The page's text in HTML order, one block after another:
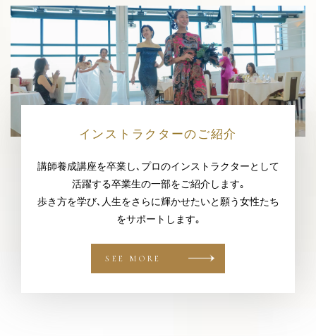
インストラクターのご紹介
講師養成講座を卒業し､プロのインストラクターとして
活躍する卒業生の一部をご紹介します｡
歩き方を学び､人生をさらに輝かせたいと願う女性たち
をサポートします｡
SEE MORE